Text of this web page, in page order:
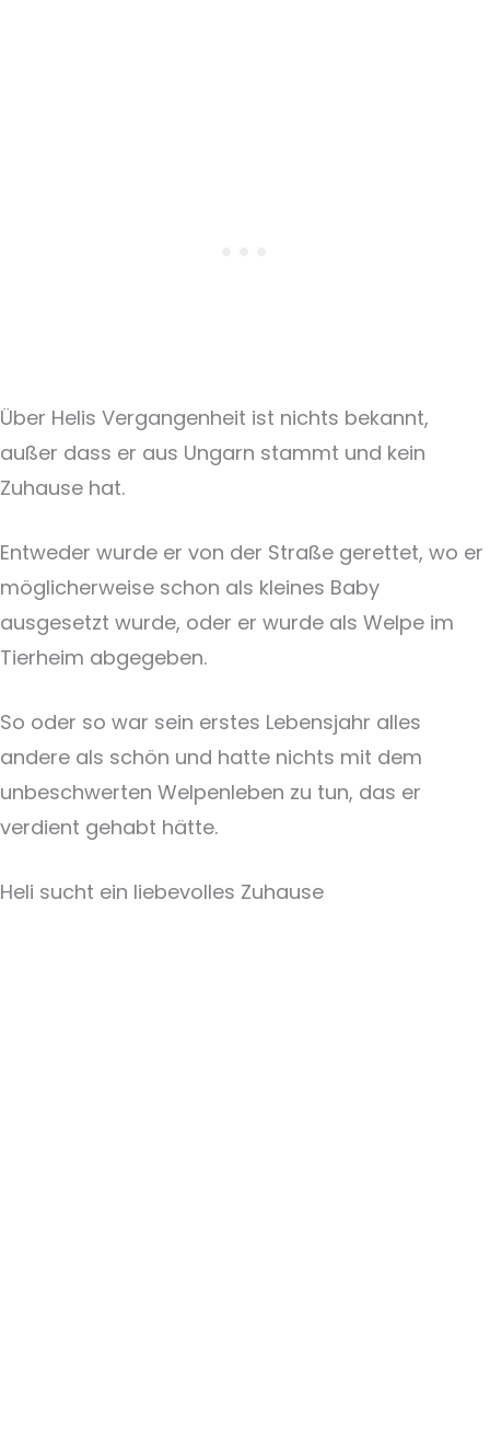
Über Helis Vergangenheit ist nichts bekannt,
außer dass er aus Ungarn stammt und kein
Zuhause hat.
Entweder wurde er von der Straße gerettet, wo er
möglicherweise schon als kleines Baby
ausgesetzt wurde, oder er wurde als Welpe im
Tierheim abgegeben.
So oder so war sein erstes Lebensjahr alles
andere als schön und hatte nichts mit dem
unbeschwerten Welpenleben zu tun, das er
verdient gehabt hätte.
Heli sucht ein liebevolles Zuhause